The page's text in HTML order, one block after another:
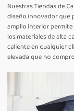
Nuestras Tiendas de
diseño innovador que
amplio interior
los materiales de alta
caliente en cualquier
elevada que no